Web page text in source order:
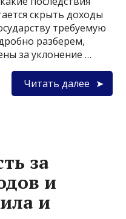
скрыть доходы
требуемую
разберем,
за уклонение …
Читать далее
за
и
и